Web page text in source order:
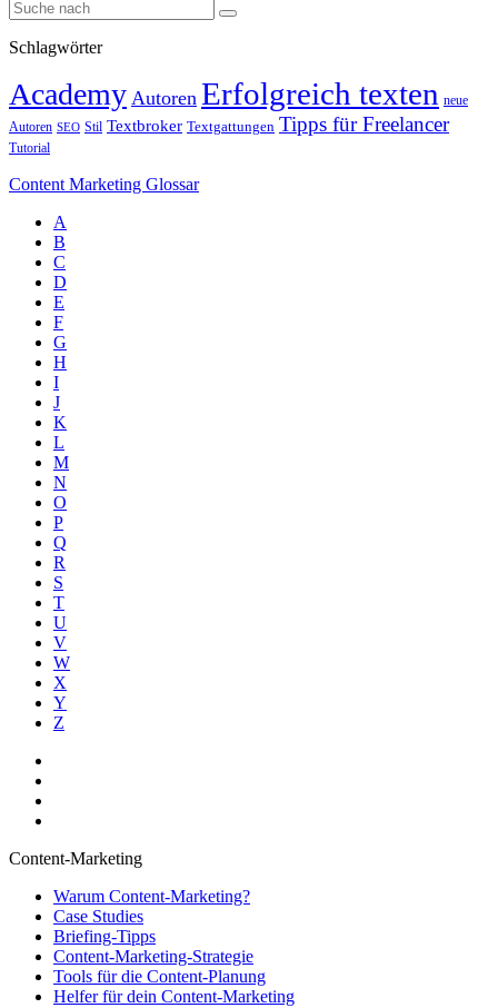
Schlagwörter
Academy Autoren Erfolgreich texten neue
Autoren SEO Stil Textbroker Textgattungen Tipps für Freelancer
Tutorial
Content Marketing Glossar
A
B
C
D
E
F
G
H
I
J
K
L
M
N
O
P
Q
R
S
T
U
V
W
X
Y
Z
Content-Marketing
Warum Content-Marketing?
Case Studies
Briefing-Tipps
Content-Marketing-Strategie
Tools für die Content-Planung
Helfer für dein Content-Marketing